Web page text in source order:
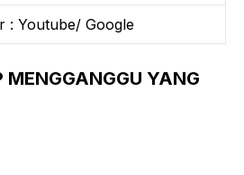
: Youtube/ Google
MENGGANGGU YANG